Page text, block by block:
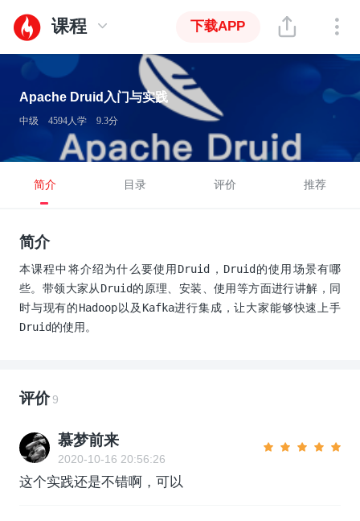
课程 下载APP
Apache Druid入门与实践
中级 4594人学 9.3分
简介 目录 评价 推荐
简介
本课程中将介绍为什么要使用Druid，Druid的使用场景有哪
些。带领大家从Druid的原理、安装、使用等方面进行讲解，同
时与现有的Hadoop以及Kafka进行集成，让大家能够快速上手
Druid的使用。
评价 9
慕梦前来
2020-10-16 20:56:26
这个实践还是不错啊，可以